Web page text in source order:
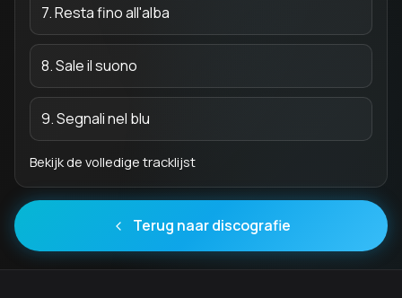
7. Resta fino all'alba
8. Sale il suono
9. Segnali nel blu
Bekijk de volledige tracklijst
Terug naar discografie